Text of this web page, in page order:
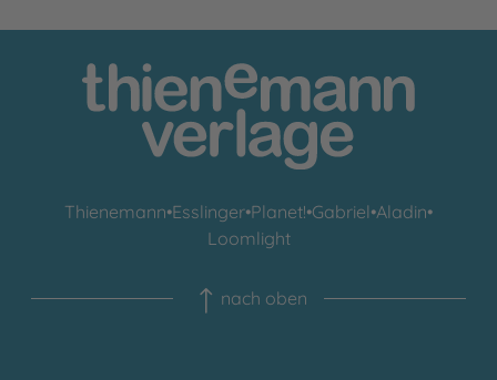
Thienemann•Esslinger•Planet!•Gabriel•Aladin•
Loomlight
nach oben